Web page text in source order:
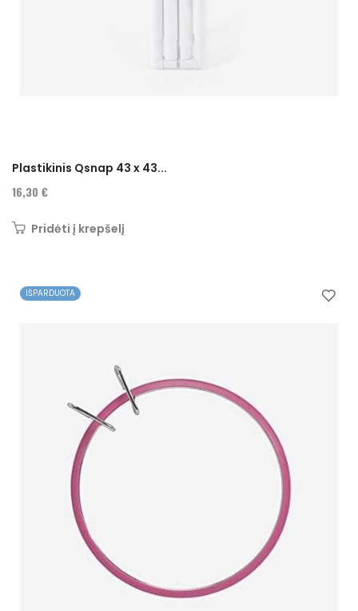
Plastikinis Qsnap 43 x 43...
16,30 €
Pridėti į krepšelį
IŠPARDUOTA